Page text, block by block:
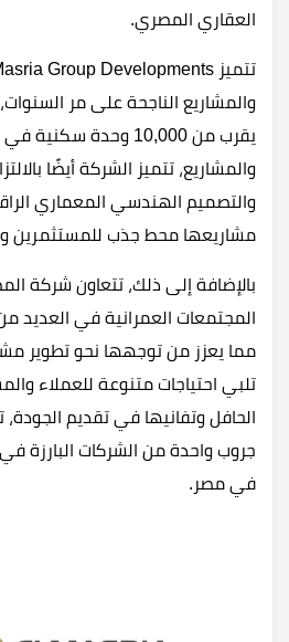
العقاري المصري.
والمشاريع الناجحة على مر
يقرب من 10,000 وحدة
والمشاريع، تتميز الشركة أيضًا
والتصميم الهندسي المعماري
مشاريعها محط جذب للمستثمرين
بالإضافة إلى ذلك، تتعاون شركة
المجتمعات العمرانية في العديد
مما يعزز من توجهها نحو تطوير
تلبي احتياجات متنوعة للعملاء
الحافل وتفانيها في تقديم
جروب واحدة من الشركات البارزة
في مصر.